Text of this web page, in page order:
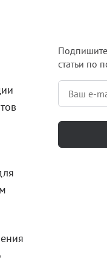
статьи по